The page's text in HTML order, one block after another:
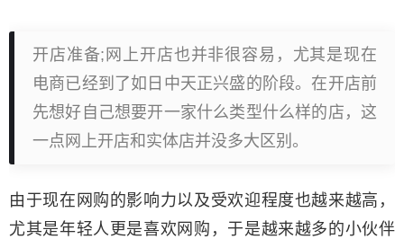
开店准备;网上开店也并非很容易，尤其是现在
电商已经到了如日中天正兴盛的阶段。在开店前
先想好自己想要开一家什么类型什么样的店，这
一点网上开店和实体店并没多大区别。
由于现在网购的影响力以及受欢迎程度也越来越高，
尤其是年轻人更是喜欢网购，于是越来越多的小伙伴